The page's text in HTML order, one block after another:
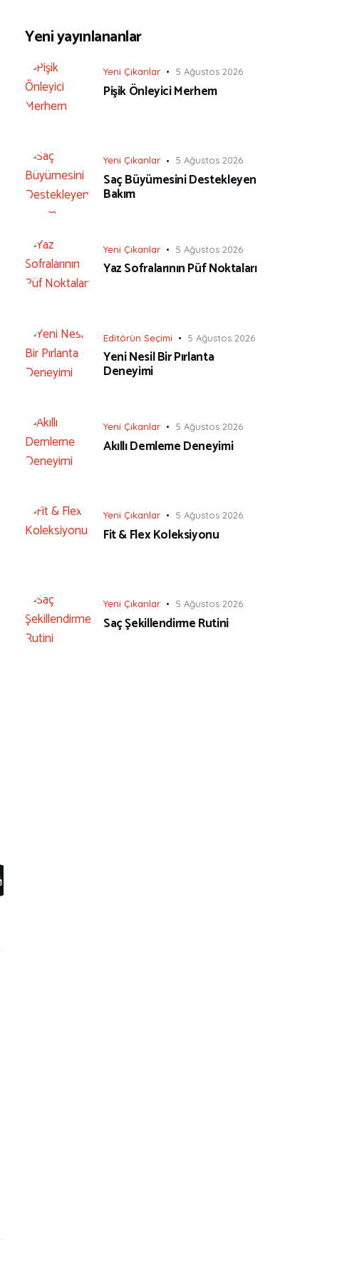
Yeni yayınlananlar
Yeni Çıkanlar 5 Ağustos 2026
Pişik Önleyici Merhem
Yeni Çıkanlar 5 Ağustos 2026
Saç Büyümesini Destekleyen
Bakım
Yeni Çıkanlar 5 Ağustos 2026
Yaz Sofralarının Püf Noktaları
Editörün Seçimi 5 Ağustos 2026
Yeni Nesil Bir Pırlanta
Deneyimi
Yeni Çıkanlar 5 Ağustos 2026
Akıllı Demleme Deneyimi
Yeni Çıkanlar 5 Ağustos 2026
Fit & Flex Koleksiyonu
Yeni Çıkanlar 5 Ağustos 2026
Saç Şekillendirme Rutini